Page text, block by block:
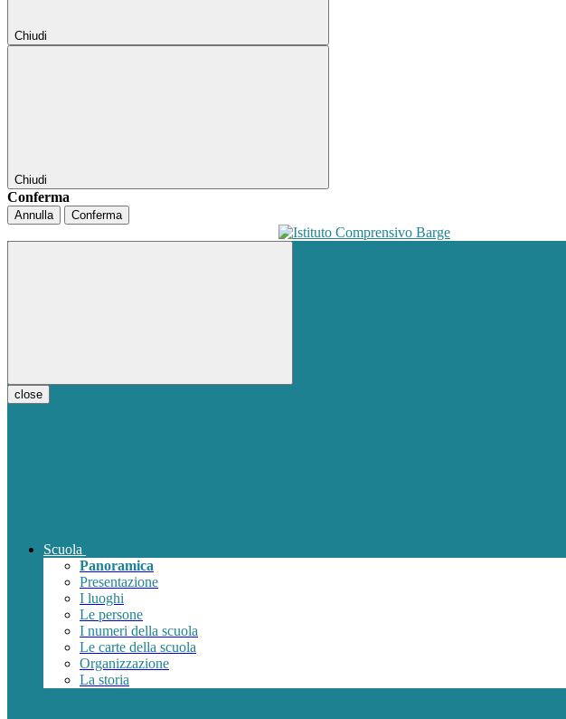
Chiudi
Chiudi
Conferma
Annulla Conferma
close
Scuola
Panoramica
Presentazione
I luoghi
Le persone
I numeri della scuola
Le carte della scuola
Organizzazione
La storia